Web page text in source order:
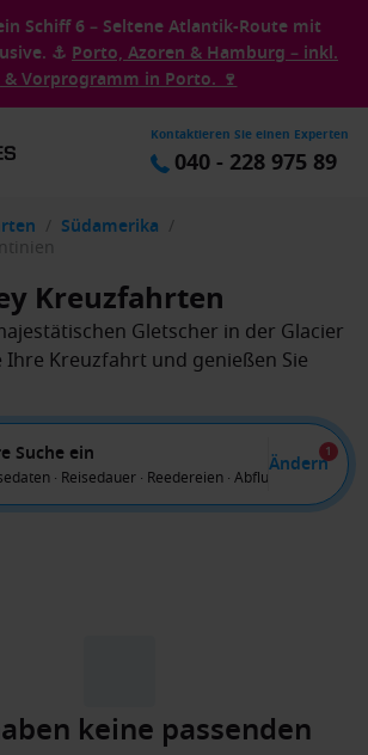
Schiff 6 – Seltene Atlantik-Route mit
⚓ Porto, Azoren & Hamburg – inkl.
& Vorprogramm in Porto. 🍷
Kontaktieren Sie einen Experten
040 - 228 975 89
/ Südamerika /
Kreuzfahrten
Gletscher in der Glacier
Ihre Kreuzfahrt und genießen Sie
Suche ein
· Reisedauer · Reedereien · Abflug von
Ändern
1
keine passenden